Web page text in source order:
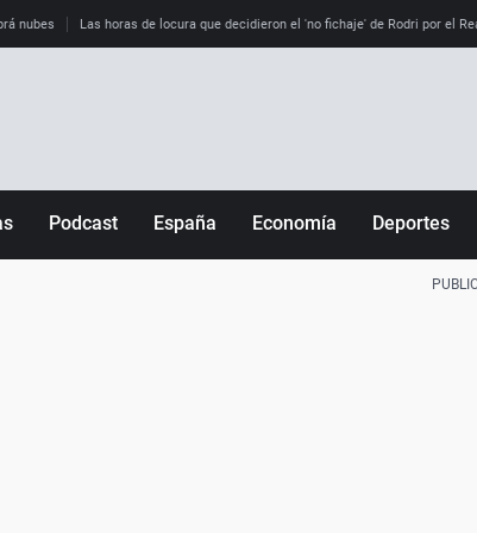
nubes Las horas de locura que decidieron el 'no fichaje' de Rodri por el
Podcast España Economía Deportes